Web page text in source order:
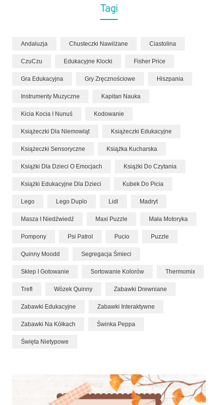
Tagi
Andaluzja Chusteczki Nawilżane Ciastolina
CzuCzu Edukacyjne Klocki Fisher Price
Gra Edukacyjna Gry Zręcznościowe Hiszpania
Instrumenty Muzyczne Kapitan Nauka
Kicia Kocia I Nunuś Kodowanie
Książeczki Dla Niemowląt Książeczki Edukacyjne
Książeczki Sensoryczne Książka Kucharska
Książki Dla Dzieci O Emocjach Książki Do Czytania
Książki Edukacyjne Dla Dzieci Kubek Do Picia
Lego Lego Duplo Lidl Madryt
Masza I Niedźwiedź Maxi Puzzle Mała Motoryka
Pompony Psi Patrol Pucio Puzzle
Quinny Moodd Segregacja Śmieci
Sklep I Gotowanie Sortowanie Kolorów Thermomix
Trefl Wózek Quinny Zabawki Drewniane
Zabawki Edukacyjne Zabawki Interaktywne
Zabawki Na Kółkach Świnka Peppa
Święta Nietypowe